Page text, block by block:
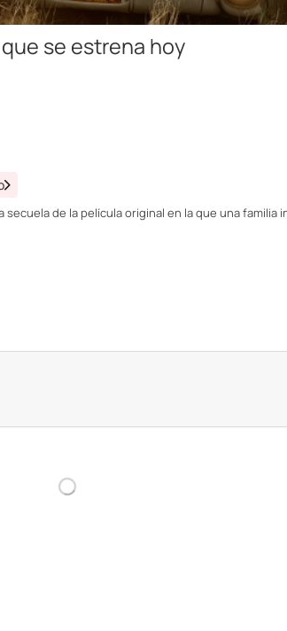
que se estrena hoy
secuela de la película original en la que una